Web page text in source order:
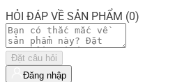
HỎI ĐÁP VỀ SẢN PHẨM (0)
Đặt câu hỏi
Đăng nhập